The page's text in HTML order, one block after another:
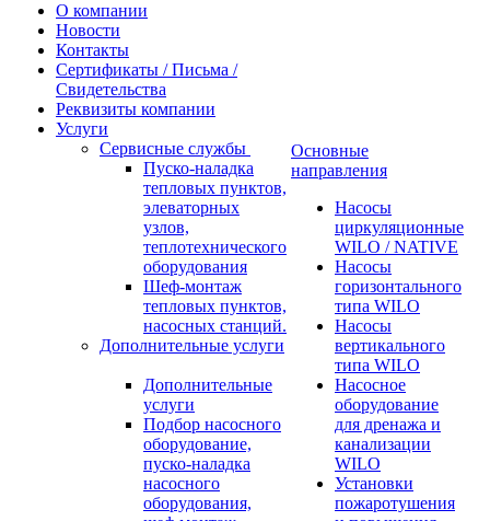
О компании
Новости
Контакты
Сертификаты / Письма /
Свидетельства
Реквизиты компании
Услуги
Сервисные службы
Пуско-наладка
тепловых пунктов,
элеваторных
узлов,
теплотехнического
оборудования
Шеф-монтаж
тепловых пунктов,
насосных станций.
Дополнительные услуги
Дополнительные
услуги
Подбор насосного
оборудование,
пуско-наладка
насосного
оборудования,
Основные
направления
Насосы
циркуляционные
WILO / NATIVE
Насосы
горизонтального
типа WILO
Насосы
вертикального
типа WILO
Насосное
оборудование
для дренажа и
канализации
WILO
Установки
пожаротушения